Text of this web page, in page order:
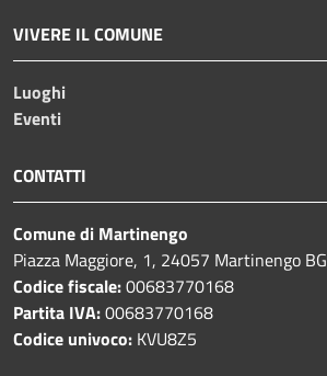
VIVERE IL COMUNE
Luoghi
Eventi
CONTATTI
Comune di Martinengo
Piazza Maggiore, 1, 24057 Martinengo BG
Codice fiscale:00683770168
Partita IVA:00683770168
Codice univoco: KVU8Z5